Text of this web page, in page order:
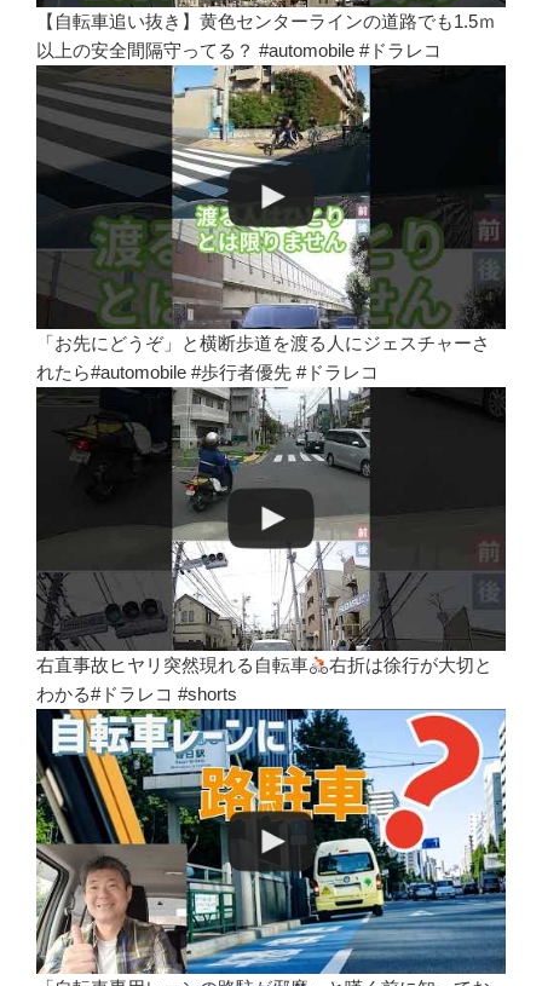
【自転車追い抜き】黄色センターラインの道路でも1.5ｍ
以上の安全間隔守ってる？ #automobile #ドラレコ
「お先にどうぞ」と横断歩道を渡る人にジェスチャーさ
れたら#automobile #歩行者優先 #ドラレコ
右直事故ヒヤリ突然現れる自転車
右折は徐行が大切と
わかる#ドラレコ #shorts